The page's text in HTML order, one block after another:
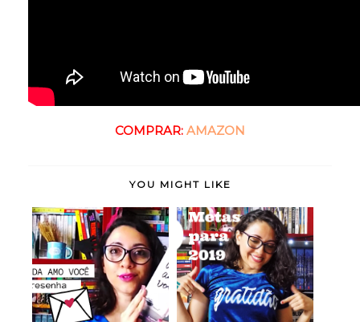
COMPRAR: AMAZON
YOU MIGHT LIKE
P.S.: Ainda Amo Você -
Jenny Han (r...
10 Metas para 2019